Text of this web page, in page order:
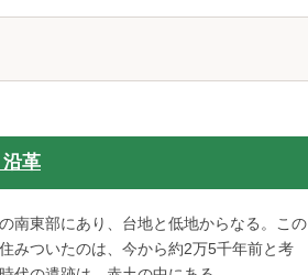
革
南東部にあり、台地と低地からなる。この
みついたのは、今から約2万5千年前と考